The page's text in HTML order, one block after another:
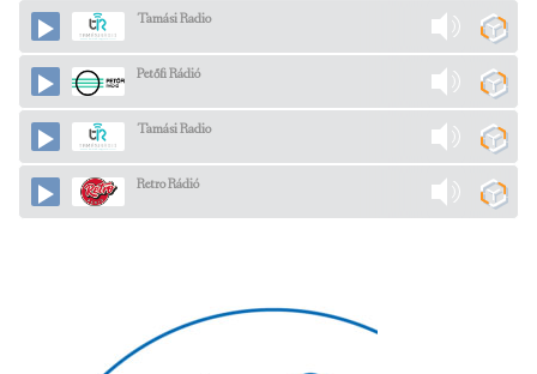
Tamási Radio
Petőfi Rádió
Tamási Radio
Retro Rádió